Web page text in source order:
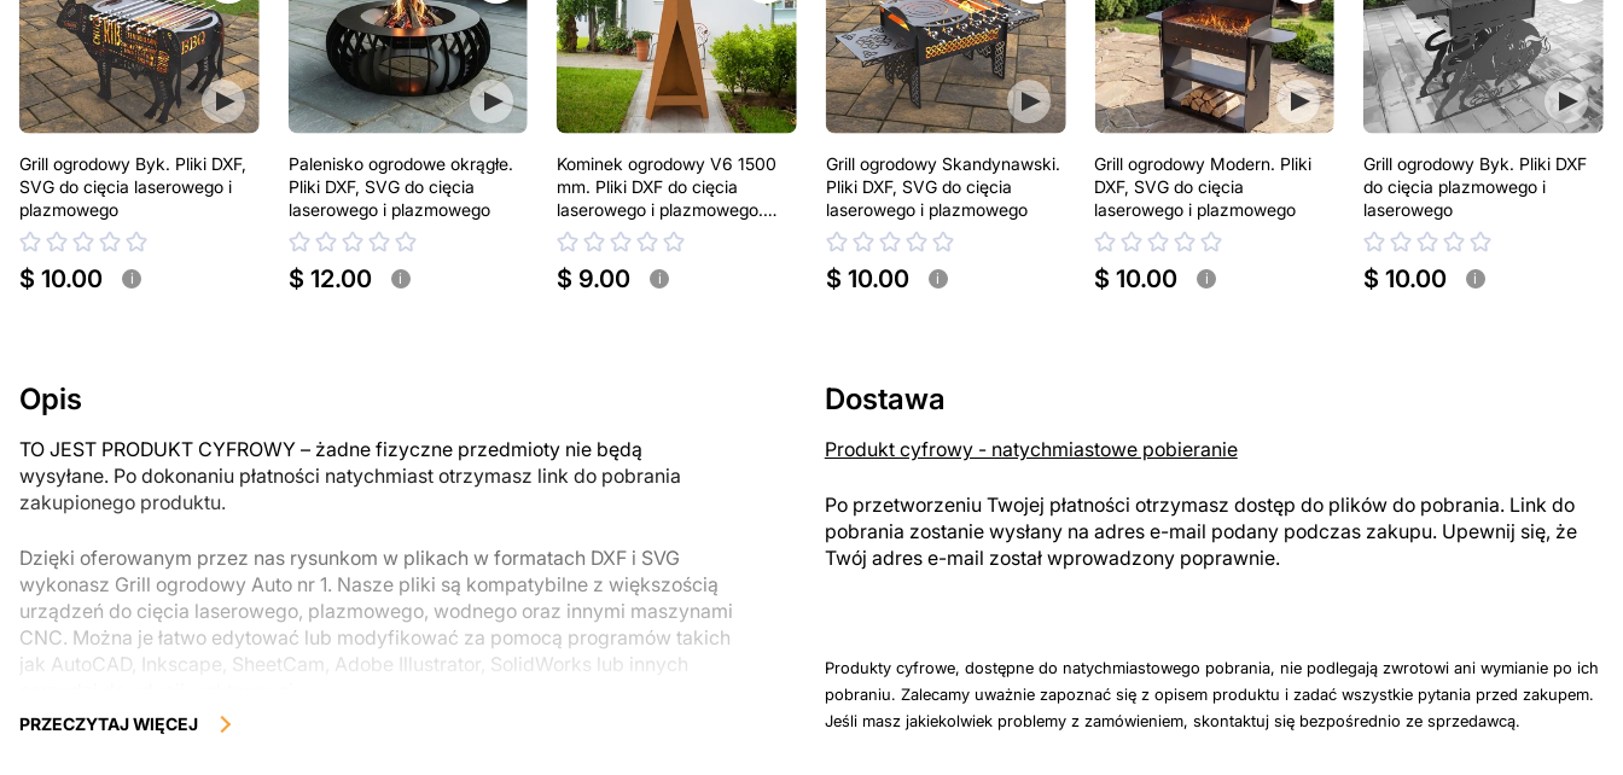
Grill ogrodowy Byk. Pliki DXF,
SVG do cięcia laserowego i
plazmowego
$ 10.00 i
Palenisko ogrodowe okrągłe.
Pliki DXF, SVG do cięcia
laserowego i plazmowego
$ 12.00 i
Kominek ogrodowy V6 1500
mm. Pliki DXF do cięcia
laserowego i plazmowego.
Kominek tarasowy
$ 9.00 i
Grill ogrodowy Skandynawski.
Pliki DXF, SVG do cięcia
laserowego i plazmowego
$ 10.00 i
Grill ogrodowy Modern. Pliki
DXF, SVG do cięcia
laserowego i plazmowego
$ 10.00 i
Grill ogrodowy Byk. Pliki DXF
do cięcia plazmowego i
laserowego
$ 10.00 i
Opis
TO JEST PRODUKT CYFROWY – żadne fizyczne przedmioty nie będą
wysyłane. Po dokonaniu płatności natychmiast otrzymasz link do pobrania
zakupionego produktu.
Dzięki oferowanym przez nas rysunkom w plikach w formatach DXF i SVG
wykonasz Grill ogrodowy Auto nr 1. Nasze pliki są kompatybilne z większością
urządzeń do cięcia laserowego, plazmowego, wodnego oraz innymi maszynami
CNC. Można je łatwo edytować lub modyfikować za pomocą programów takich
jak AutoCAD, Inkscape, SheetCam, Adobe Illustrator, SolidWorks lub innych
PRZECZYTAJ WIĘCEJ
Dostawa
Produkt cyfrowy - natychmiastowe pobieranie
Po przetworzeniu Twojej płatności otrzymasz dostęp do plików do pobrania. Link do
pobrania zostanie wysłany na adres e-mail podany podczas zakupu. Upewnij się, że
Twój adres e-mail został wprowadzony poprawnie.
Produkty cyfrowe, dostępne do natychmiastowego pobrania, nie podlegają zwrotowi ani wymianie po ich
pobraniu. Zalecamy uważnie zapoznać się z opisem produktu i zadać wszystkie pytania przed zakupem.
Jeśli masz jakiekolwiek problemy z zamówieniem, skontaktuj się bezpośrednio ze sprzedawcą.